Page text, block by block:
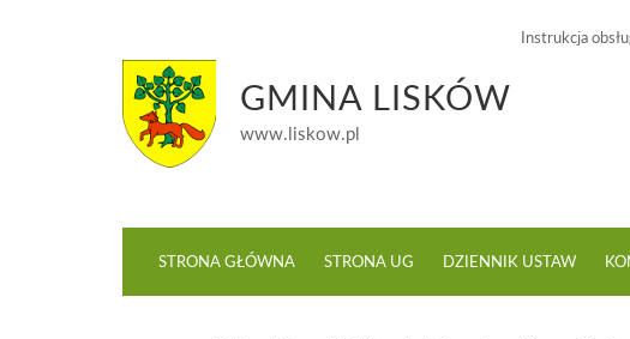
Instrukcja
GMINA LISKÓW
www.liskow.pl
STRONA GŁÓWNA STRONA UG DZIENNIK USTAW